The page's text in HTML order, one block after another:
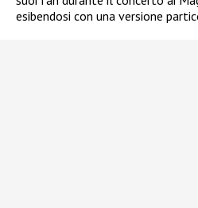
esibendosi con una versione